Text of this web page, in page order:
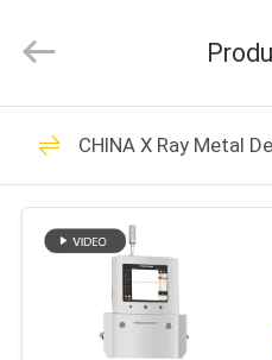
HOGAR
PRODUCTOS
NOSOTROS
Reserved.
Pesadora
CHINA X Ray Metal